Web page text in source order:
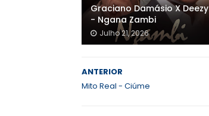
Graciano Damásio X Deezy
- Ngana Zambi
Julho 21, 2026
ANTERIOR
Mito Real - Ciúme